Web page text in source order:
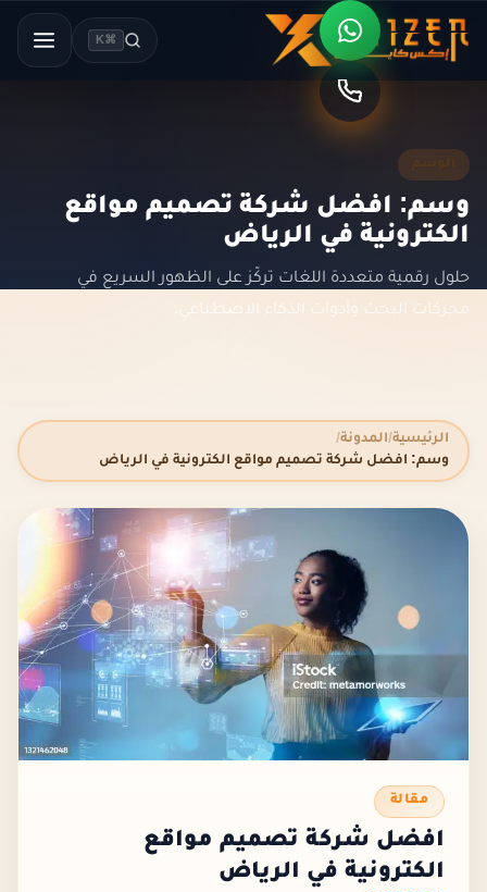
⌘K
وسم: افضل شركة تصميم مواقع
الكترونية في الرياض
حلول رقمية متعددة اللغات تركّز على الظهور السريع في
محركات البحث وأدوات الذكاء الاصطناعي.
الرئيسية المدونة
وسم: افضل شركة تصميم مواقع الكترونية في الرياض
مقالة
افضل شركة تصميم مواقع
الكترونية في الرياض